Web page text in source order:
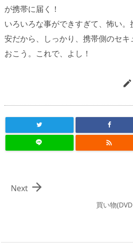
が携帯に届く！
いろいろな事ができすぎて、怖い
安だから、しっかり、携帯側のセ
おこう。これで、よし！


買い物

Next